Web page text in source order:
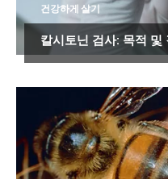
건강하게 살기
칼시토닌 검사: 목적 및